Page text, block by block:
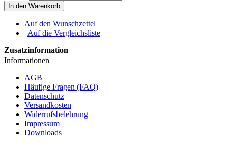
In den Warenkorb
Auf den Wunschzettel
| Auf die Vergleichsliste
Zusatzinformation
Informationen
AGB
Häufige Fragen (FAQ)
Datenschutz
Versandkosten
Widerrufsbelehrung
Impressum
Downloads